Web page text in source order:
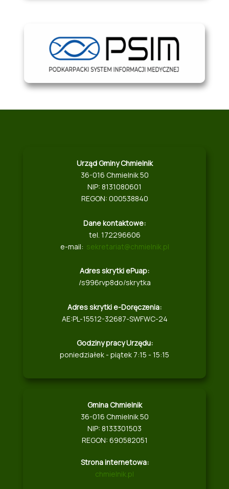
Urząd Gminy Chmielnik
36-016 Chmielnik 50
NIP: 8131080601
REGON: 000538840
Dane kontaktowe:
tel. 172296606
e-mail: sekretariat@chmielnik.pl
Adres skrytki ePuap:
/s996rvp8do/skrytka
Adres skrytki e-Doręczenia:
AE:PL-15512-32687-SWFWC-24
Godziny pracy Urzędu:
poniedziałek - piątek 7:15 - 15:15
Gmina Chmielnik
36-016 Chmielnik 50
NIP: 8133301503
REGON: 690582051
Strona internetowa:
chmielnik.pl